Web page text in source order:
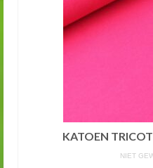
KATOEN
NIET